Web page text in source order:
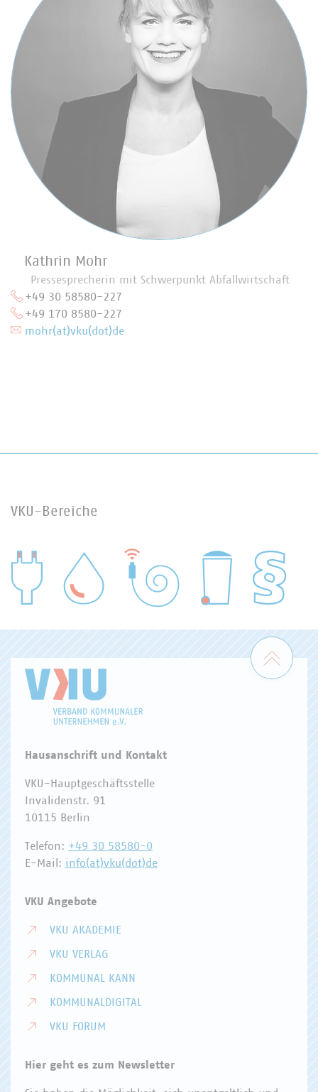
Kathrin Mohr
Pressesprecherin mit Schwerpunkt Abfallwirtschaft
+49 30 58580-227
+49 170 8580-227
mohr(at)vku(dot)de
VKU-Bereiche
WASSER/ABWASSER
Zum
Hausanschrift und Kontakt
VKU-Hauptgeschäftsstelle
Invalidenstr. 91
10115 Berlin
Telefon: +49 30 58580-0
E-Mail: info(at)vku(dot)de
VKU Angebote
VKU AKADEMIE
VKU VERLAG
KOMMUNAL KANN
KOMMUNALDIGITAL
VKU FORUM
Hier geht es zum Newsletter